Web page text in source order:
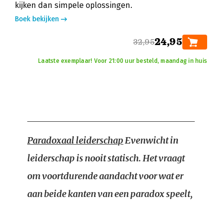
kijken dan simpele oplossingen.
Boek bekijken
32,9524,95
Laatste exemplaar! Voor 21:00 uur besteld, maandag in huis
Paradoxaal leiderschapEvenwicht in
leiderschap is nooit statisch. Het vraagt
om voortdurende aandacht voor wat er
aan beide kanten van een paradox speelt,